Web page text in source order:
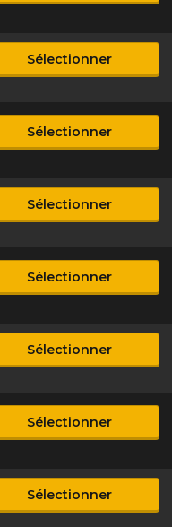
Sélectionner
Sélectionner
Sélectionner
Sélectionner
Sélectionner
Sélectionner
Sélectionner